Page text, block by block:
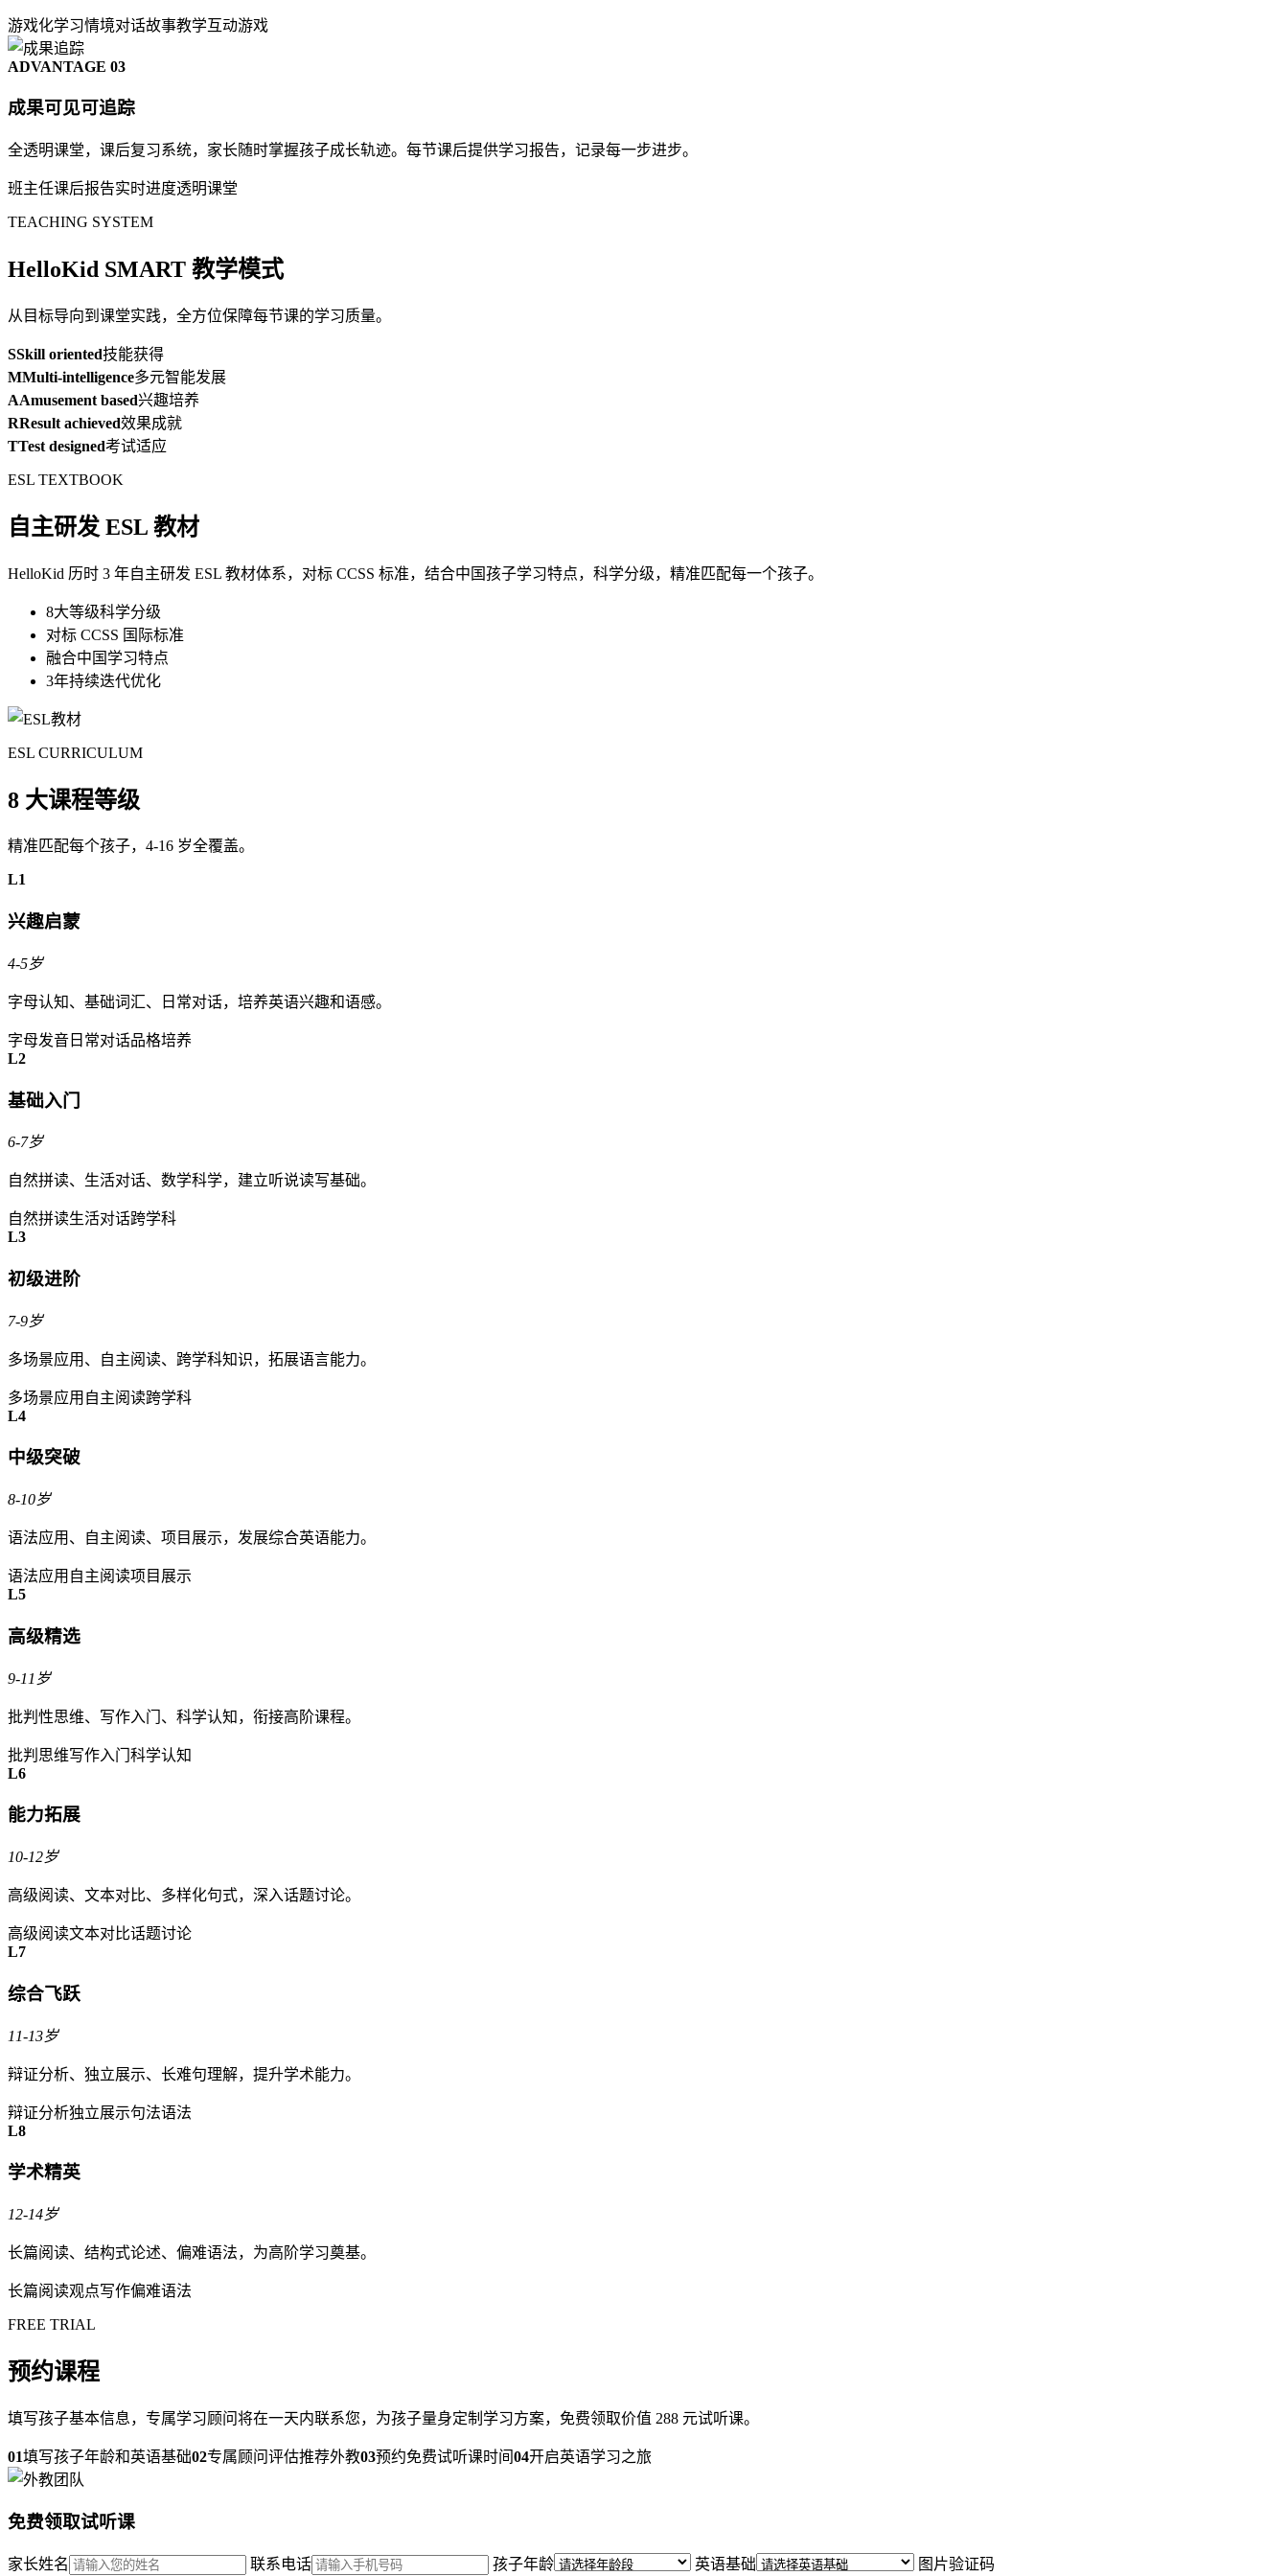
游戏化学习情境对话故事教学互动游戏
ADVANTAGE 03
成果可见可追踪
全透明课堂，课后复习系统，家长随时掌握孩子成长轨迹。每节课后提供学习报告，记录每一步进步。
班主任课后报告实时进度透明课堂
TEACHING SYSTEM
HelloKid SMART 教学模式
从目标导向到课堂实践，全方位保障每节课的学习质量。
SSkill oriented技能获得
MMulti-intelligence多元智能发展
AAmusement based兴趣培养
RResult achieved效果成就
TTest designed考试适应
ESL TEXTBOOK
自主研发 ESL 教材
HelloKid 历时 3 年自主研发 ESL 教材体系，对标 CCSS 标准，结合中国孩子学习特点，科学分级，精准匹配每一个孩子。
8大等级科学分级
对标 CCSS 国际标准
融合中国学习特点
3年持续迭代优化
ESL CURRICULUM
8 大课程等级
精准匹配每个孩子，4-16 岁全覆盖。
L1
兴趣启蒙
4-5岁
字母认知、基础词汇、日常对话，培养英语兴趣和语感。
字母发音 日常对话品格培养
L2
基础入门
6-7岁
自然拼读、生活对话、数学科学，建立听说读写基础。
自然拼读生活对话跨学科
L3
初级进阶
7-9岁
多场景应用、自主阅读、跨学科知识，拓展语言能力。
多场景应用 自主阅读跨学科
L4
中级突破
8-10岁
语法应用、自主阅读、项目展示，发展综合英语能力。
语法应用 自主阅读项目展示
L5
高级精选
9-11岁
批判性思维、写作入门、科学认知，衔接高阶课程。
批判思维写作入门 科学认知
L6
能力拓展
10-12岁
高级阅读、文本对比、多样化句式，深入话题讨论。
高级阅读文本对比话题讨论
L7
综合飞跃
11-13岁
辩证分析、独立展示、长难句理解，提升学术能力。
辩证分析独立展示句法语法
L8
学术精英
12-14岁
长篇阅读、结构式论述、偏难语法，为高阶学习奠基。
长篇阅读观点写作偏难语法
FREE TRIAL
预约课程
填写孩子基本信息，专属学习顾问将在一天内联系您，为孩子量身定制学习方案，免费领取价值 288 元试听课。
01填写孩子年龄和英语基础02专属顾问评估推荐外教03预约免费试听课时间04开启英语学习之旅
免费领取试听课
家长姓名 联系电话 孩子年龄 英语基础 图片验证码